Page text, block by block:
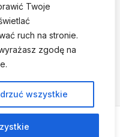
Twoje
ruch na stronie.
zgodę na
wszystkie
• Projekt:nordmind.pl